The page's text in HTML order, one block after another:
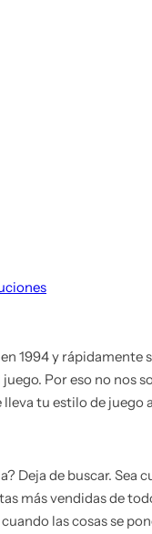
1994 y
Por eso no nos
tu estilo de
Deja de buscar. Sea
más vendidas de
las cosas se